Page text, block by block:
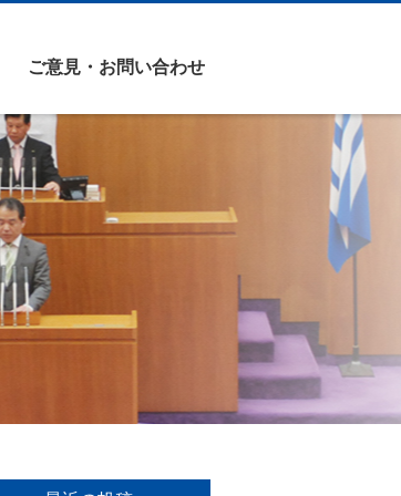
ご意見・お問い合わせ